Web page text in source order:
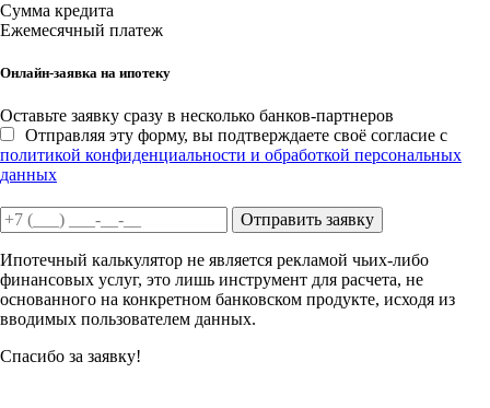
Сумма кредита
Ежемесячный платеж
Онлайн-заявка на ипотеку
Оставьте заявку сразу в несколько банков-партнеров
Отправляя эту форму, вы подтверждаете своё согласие с
политикой конфиденциальности и обработкой персональных
данных
Отправить заявку
Ипотечный калькулятор не является рекламой чьих-либо
финансовых услуг, это лишь инструмент для расчета, не
основанного на конкретном банковском продукте, исходя из
вводимых пользователем данных.
Спасибо за заявку!